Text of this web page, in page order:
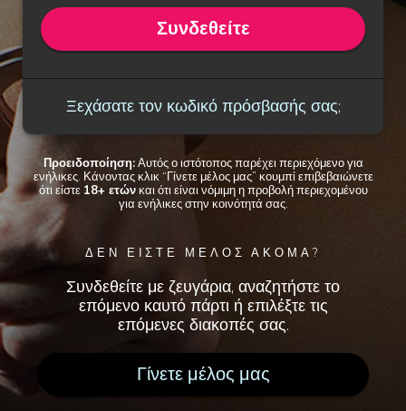
Συνδεθείτε
Ξεχάσατε τον κωδικό πρόσβασής σας;
Προειδοποίηση:Αυτός ο ιστότοπος παρέχει περιεχόμενο για
ενήλικες. Κάνοντας κλικ “Γίνετε μέλος μας” κουμπί επιβεβαιώνετε
ότι είστε 18+ ετώνκαι ότι είναι νόμιμη η προβολή περιεχομένου
για ενήλικες στην κοινότητά σας.
ΔΕΝ ΕΙΣΤΕ ΜΕΛΟΣ ΑΚΟΜΑ?
Συνδεθείτε με ζευγάρια, αναζητήστε το
επόμενο καυτό πάρτι ή επιλέξτε τις
επόμενες διακοπές σας.
Γίνετε μέλος μας